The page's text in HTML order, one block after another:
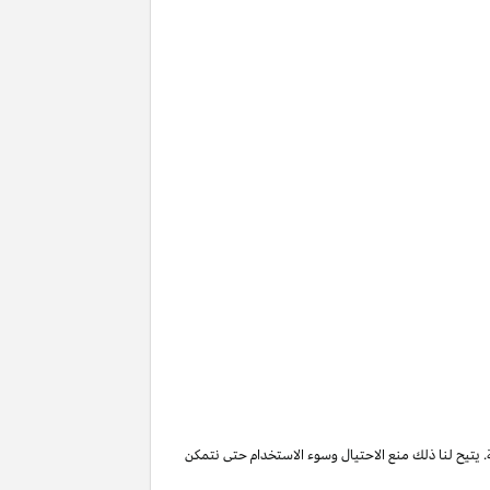
يتيح لنا ذلك منع الاحتيال وسوء الاستخدام حتى نتمكن